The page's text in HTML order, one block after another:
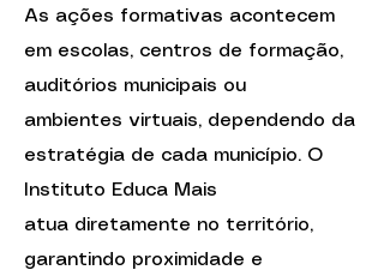
As ações formativas acontecem
em escolas, centros de formação,
auditórios municipais ou
ambientes virtuais, dependendo da
estratégia de cada município. O
Instituto Educa Mais
atua diretamente no território,
garantindo proximidade e